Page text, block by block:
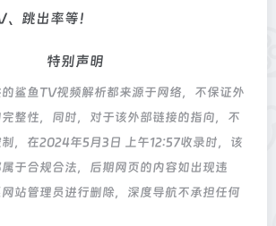
跳出率等！
特别声明
鲨鱼TV视频解析都来源于网络，不保证外
整性，同时，对于该外部链接的指向，不
，在2024年5月3日 上午12:57收录时，该
于合规合法，后期网页的内容如出现违
站管理员进行删除，深度导航不承担任何